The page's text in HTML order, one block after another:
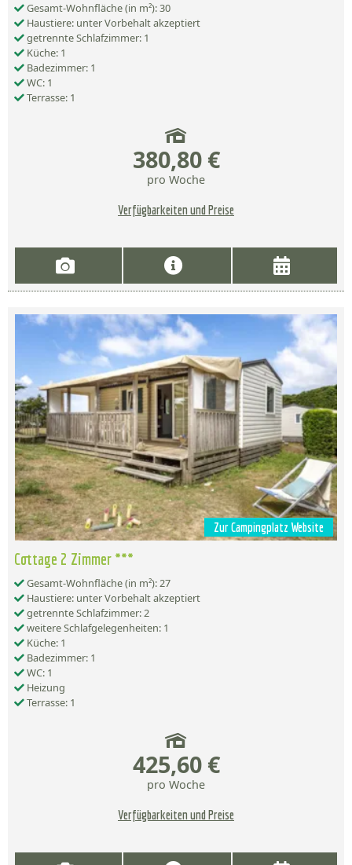
Gesamt-Wohnfläche (in m²): 30
Haustiere: unter Vorbehalt akzeptiert
getrennte Schlafzimmer: 1
Küche: 1
Badezimmer: 1
WC: 1
Terrasse: 1
380,80 €
pro Woche
Verfügbarkeiten und Preise
Zur Campingplatz Website
Cottage 2 Zimmer ***
Gesamt-Wohnfläche (in m²): 27
Haustiere: unter Vorbehalt akzeptiert
getrennte Schlafzimmer: 2
weitere Schlafgelegenheiten: 1
Küche: 1
Badezimmer: 1
WC: 1
Heizung
Terrasse: 1
425,60 €
pro Woche
Verfügbarkeiten und Preise